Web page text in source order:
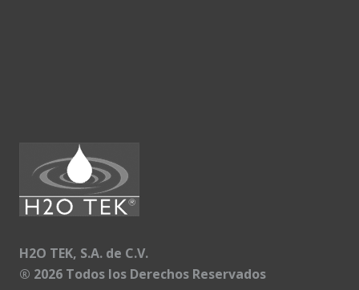
H2O TEK, S.A. de C.V.
® 2026 Todos los Derechos Reservados